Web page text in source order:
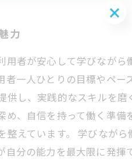
力
者が安心して学びなが
一人ひとりの目標やペ
し、実践的なスキルを
、自信を持って働く準
えています。 学びなが
分の能力を最大限に発
お問い合わせ